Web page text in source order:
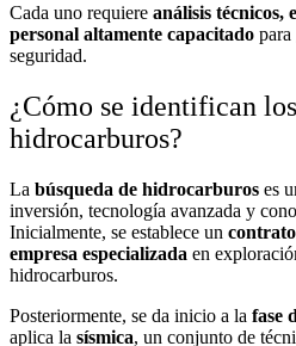
Cada uno requiere análisis técnicos,
personal altamente capacitado
seguridad.
¿Cómo se identifican
hidrocarburos?
La búsqueda de hidrocarburos es
inversión, tecnología avanzada y
Inicialmente, se establece un
empresa especializada en
hidrocarburos.
Posteriormente, se da inicio a la fase
aplica la sísmica, un conjunto de